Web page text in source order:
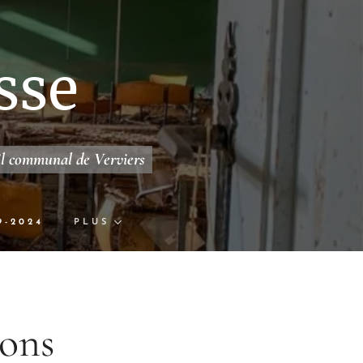
communal de Verviers
2024 PLUS